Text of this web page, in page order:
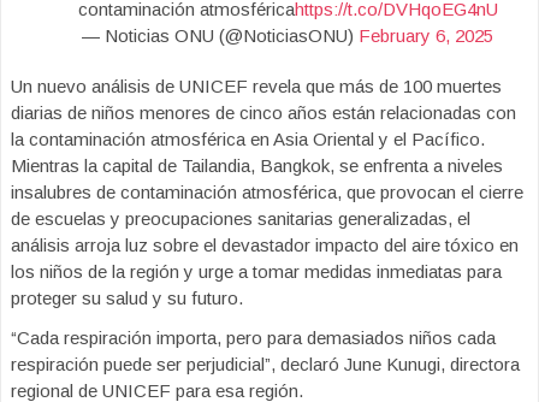
contaminación atmosféricahttps://t.co/DVHqoEG4nU
— Noticias ONU (@NoticiasONU) February 6, 2025
Un nuevo análisis de UNICEF revela que más de 100 muertes
diarias de niños menores de cinco años están relacionadas con
la contaminación atmosférica en Asia Oriental y el Pacífico.
Mientras la capital de Tailandia, Bangkok, se enfrenta a niveles
insalubres de contaminación atmosférica, que provocan el cierre
de escuelas y preocupaciones sanitarias generalizadas, el
análisis arroja luz sobre el devastador impacto del aire tóxico en
los niños de la región y urge a tomar medidas inmediatas para
proteger su salud y su futuro.
“Cada respiración importa, pero para demasiados niños cada
respiración puede ser perjudicial”, declaró June Kunugi, directora
regional de UNICEF para esa región.